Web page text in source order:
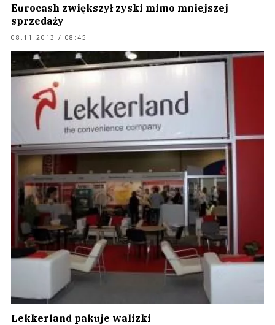
Eurocash zwiększył zyski mimo mniejszej
sprzedaży
08.11.2013 / 08:45
Lekkerland pakuje walizki